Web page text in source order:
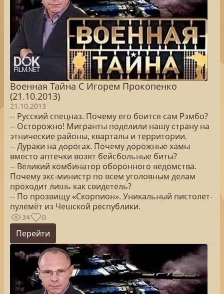
Военная Тайна С Игорем Прокопенко
(21.10.2013)
21.10.2013
-- Русский спецназ. Почему его боится сам Рэмбо?
-- Осторожно! Мигранты поделили нашу страну на
этнические районы, кварталы и территории.
-- Дураки на дорогах. Почему дорожные хамы
вместо аптечки возят бейсбольные биты?
-- Великий комбинатор оборонного ведомства.
Почему экс-министр по всем уголовным делам
проходит лишь как свидетель?
-- По прозвищу «Скорпион». Уникальный пистолет-
пулемёт из Чешской республики.
34 0
Перейти